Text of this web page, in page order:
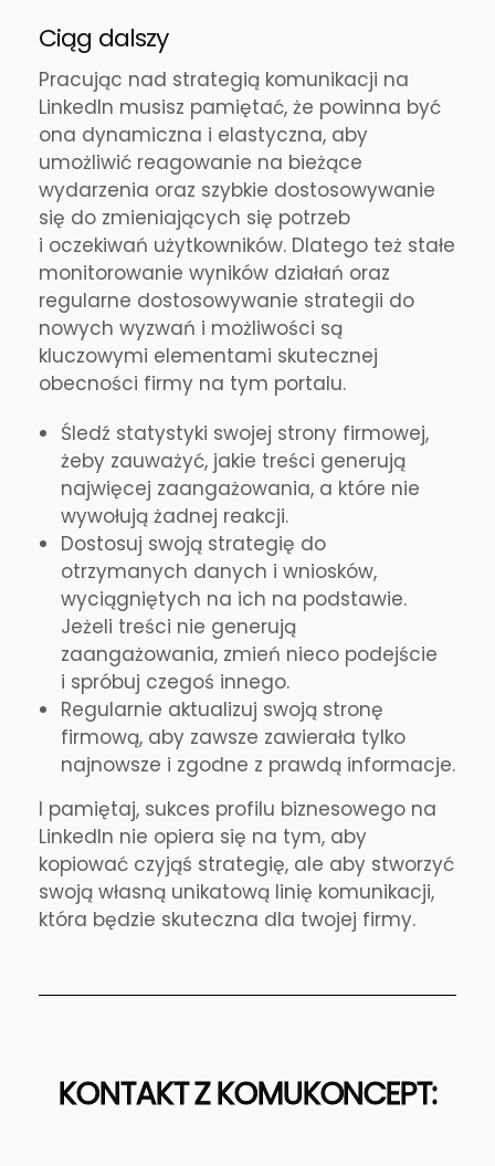
Ciąg dalszy
Pracując nad strategią komunikacji na
LinkedIn musisz pamiętać, że powinna być
ona dynamiczna i elastyczna, aby
umożliwić reagowanie na bieżące
wydarzenia oraz szybkie dostosowywanie
się do zmieniających się potrzeb
i oczekiwań użytkowników. Dlatego też stałe
monitorowanie wyników działań oraz
regularne dostosowywanie strategii do
nowych wyzwań i możliwości są
kluczowymi elementami skutecznej
obecności firmy na tym portalu.
Śledź statystyki swojej strony firmowej,
żeby zauważyć, jakie treści generują
najwięcej zaangażowania, a które nie
wywołują żadnej reakcji.
Dostosuj swoją strategię do
otrzymanych danych i wniosków,
wyciągniętych na ich na podstawie.
Jeżeli treści nie generują
zaangażowania, zmień nieco podejście
i spróbuj czegoś innego.
Regularnie aktualizuj swoją stronę
firmową, aby zawsze zawierała tylko
najnowsze i zgodne z prawdą informacje.
I pamiętaj, sukces profilu biznesowego na
LinkedIn nie opiera się na tym, aby
kopiować czyjąś strategię, ale aby stworzyć
swoją własną unikatową linię komunikacji,
która będzie skuteczna dla twojej firmy.
KONTAKT Z KOMUKONCEPT: